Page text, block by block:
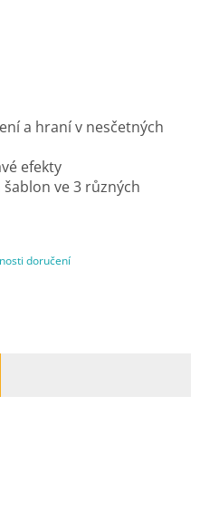
doručení
a hraní v nesčetných
efekty
ve 3 různých